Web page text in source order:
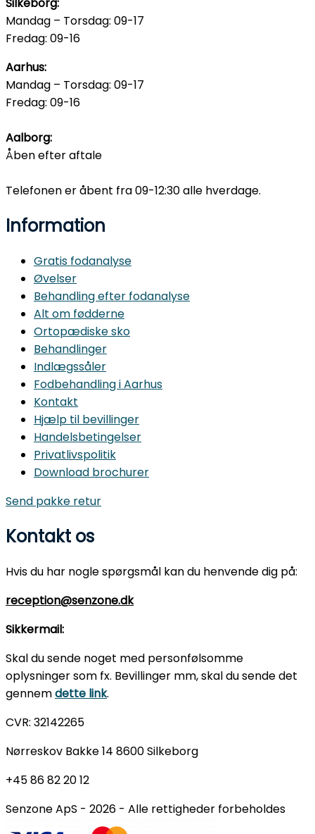
Silkeborg:
Mandag – Torsdag: 09-17
Fredag: 09-16
Aarhus:
Mandag – Torsdag: 09-17
Fredag: 09-16
Aalborg:
Åben efter aftale
Telefonen er åbent fra 09-12:30 alle hverdage.
Information
Gratis fodanalyse
Øvelser
Behandling efter fodanalyse
Alt om fødderne
Ortopædiske sko
Behandlinger
Indlægssåler
Fodbehandling i Aarhus
Kontakt
Hjælp til bevillinger
Handelsbetingelser
Privatlivspolitik
Download brochurer
Send pakke retur
Kontakt os
Hvis du har nogle spørgsmål kan du henvende dig på:
reception@senzone.dk
Sikkermail:
Skal du sende noget med personfølsomme
oplysninger som fx. Bevillinger mm, skal du sende det
gennemdette link.
CVR: 32142265
Nørreskov Bakke 14 8600 Silkeborg
+45 86 82 20 12
Senzone ApS - 2026 - Alle rettigheder forbeholdes